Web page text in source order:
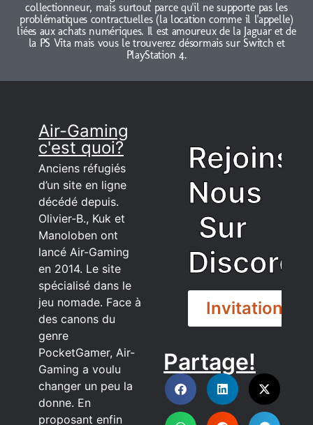
collectionneur, mais surtout parce qu'il ne supporte pas les
problématiques contractuelles (la location comme il l'appelle)
liées aux achats numériques. Il est amoureux de la Jaguar et de
la PS Vita mais vous le trouverez désormais sur Switch et
PlayStation 4.
Air-Gaming
c'est quoi?
Anciens réfugiés
d’un site en ligne
décédé depuis.
Olivier-B., Kuk et
Manoloben ont
lancé Air-Gaming
en 2014. Le site
spécialisé dans le
jeu nomade. Face à
des canons du
genre
PocketGamer, Air-
Gaming a voulu
changer un peu la
donne. En
proposant enfin
Rejoins
Nous
Sur
Discord
Invitation
DISCORD
Partage!